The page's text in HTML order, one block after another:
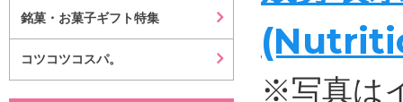
銘菓・お菓子ギフト特集
コツコツコスパ。
※写真は